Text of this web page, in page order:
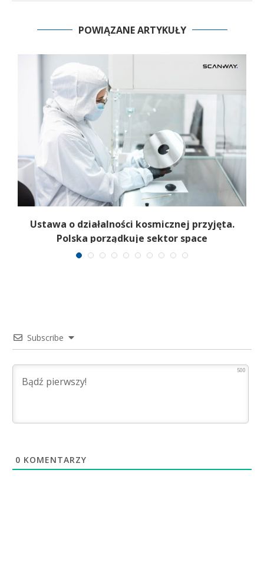
POWIĄZANE ARTYKUŁY
Ustawa o działalności kosmicznej przyjęta.
Polska porządkuje sektor space
Subscribe
500
0 KOMENTARZY